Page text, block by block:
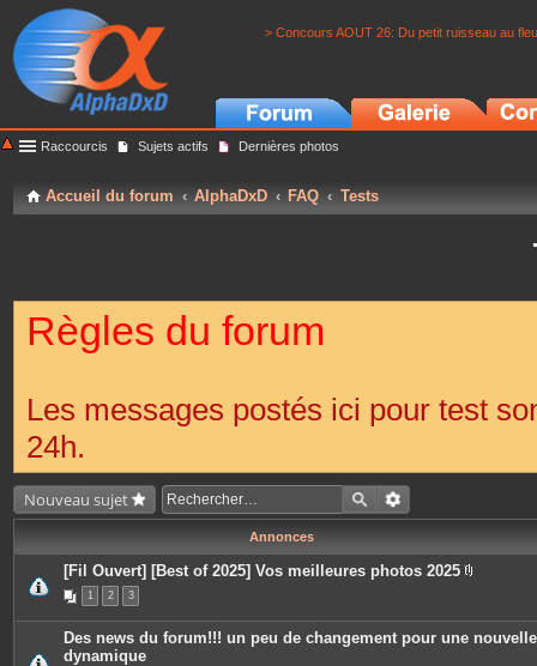
> Concours AOUT 26: Du petit ruisseau au
Raccourcis Sujets actifs Dernières photos
Accueil du forum AlphaDxD FAQ Tests
Règles du forum
Les messages postés ici pour test
24h.
Nouveau sujet
Annonces
[Fil Ouvert] [Best of 2025] Vos meilleures photos 2025
c
e
1 2 3
Des news du forum!!! un peu de changement pour une nouvelle
dynamique